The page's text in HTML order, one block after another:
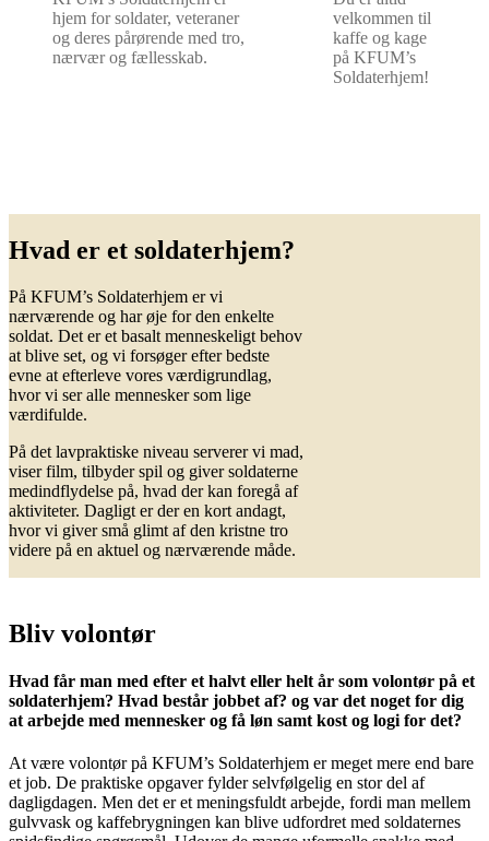
hjem for soldater, veteraner
og deres pårørende med tro,
nærvær og fællesskab.
velkommen til
kaffe og kage
på KFUM’s
Soldaterhjem!
Hvad er et soldaterhjem?
På KFUM’s Soldaterhjem er vi
nærværende og har øje for den enkelte
soldat. Det er et basalt menneskeligt behov
at blive set, og vi forsøger efter bedste
evne at efterleve vores værdigrundlag,
hvor vi ser alle mennesker som lige
værdifulde.
På det lavpraktiske niveau serverer vi mad,
viser film, tilbyder spil og giver soldaterne
medindflydelse på, hvad der kan foregå af
aktiviteter. Dagligt er der en kort andagt,
hvor vi giver små glimt af den kristne tro
videre på en aktuel og nærværende måde.
Bliv volontør
Hvad får man med efter et halvt eller helt år som volontør på et
soldaterhjem? Hvad består jobbet af? og var det noget for dig
at arbejde med mennesker og få løn samt kost og logi for det?
At være volontør på KFUM’s Soldaterhjem er meget mere end bare
et job. De praktiske opgaver fylder selvfølgelig en stor del af
dagligdagen. Men det er et meningsfuldt arbejde, fordi man mellem
gulvvask og kaffebrygningen kan blive udfordret med soldaternes